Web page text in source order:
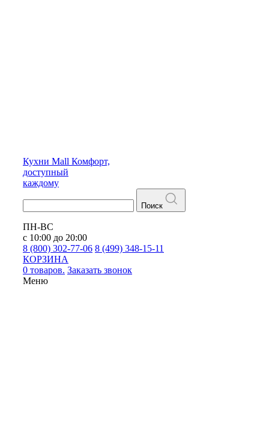
Кухни Mall Комфорт,
доступный
каждому
Поиск
ПН-ВС
с 10:00 до 20:00
8 (800) 302-77-06 8 (499) 348-15-11
КОРЗИНА
0 товаров. Заказать звонок
Меню